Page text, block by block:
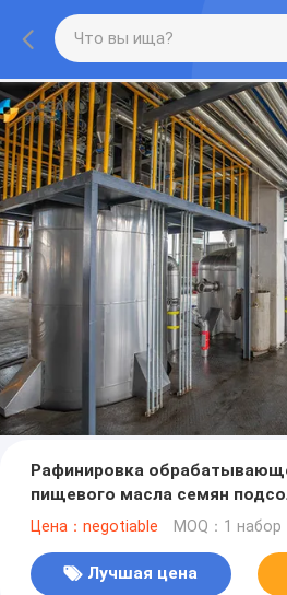
Рафинировка
пищевого масла семян
автоматический
Цена：negotiable MOQ：1 набор
Лучшая цена